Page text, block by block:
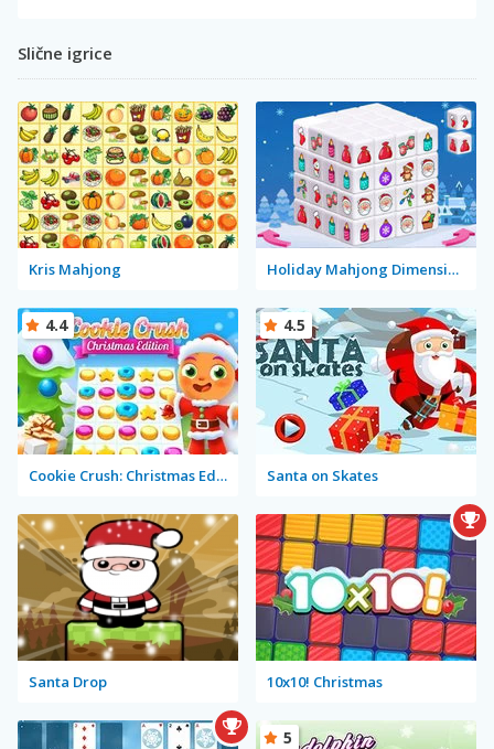
Slične igrice
Kris Mahjong Holiday Mahjong Dimensions
Cookie Crush: Christmas Edition
4.4
Santa on Skates
4.5
Santa Drop 10x10! Christmas
5